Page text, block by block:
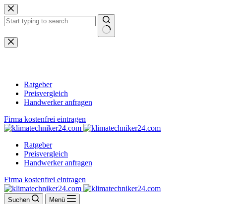
Zum
Inhalt
springen
Keine
Ergebnisse
Ratgeber
Preisvergleich
Handwerker anfragen
Firma kostenfrei eintragen
Ratgeber
Preisvergleich
Handwerker anfragen
Firma kostenfrei eintragen
Suchen Menü